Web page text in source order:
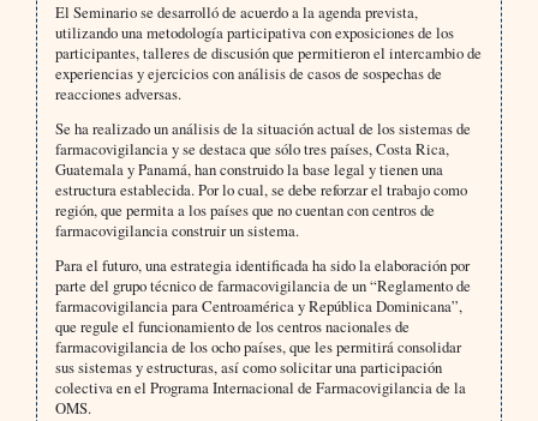
El Seminario se desarrolló de acuerdo a la agenda prevista,
utilizando una metodología participativa con exposiciones de los
participantes, talleres de discusión que permitieron el intercambio de
experiencias y ejercicios con análisis de casos de sospechas de
reacciones adversas.
Se ha realizado un análisis de la situación actual de los sistemas de
farmacovigilancia y se destaca que sólo tres países, Costa Rica,
Guatemala y Panamá, han construido la base legal y tienen una
estructura establecida. Por lo cual, se debe reforzar el trabajo como
región, que permita a los países que no cuentan con centros de
farmacovigilancia construir un sistema.
Para el futuro, una estrategia identificada ha sido la elaboración por
parte del grupo técnico de farmacovigilancia de un “Reglamento de
farmacovigilancia para Centroamérica y República Dominicana”,
que regule el funcionamiento de los centros nacionales de
farmacovigilancia de los ocho países, que les permitirá consolidar
sus sistemas y estructuras, así como solicitar una participación
colectiva en el Programa Internacional de Farmacovigilancia de la
OMS.